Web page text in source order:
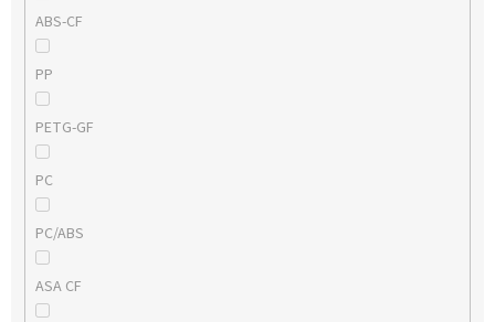
ABS-CF
PP
PETG-GF
PC
PC/ABS
ASA CF